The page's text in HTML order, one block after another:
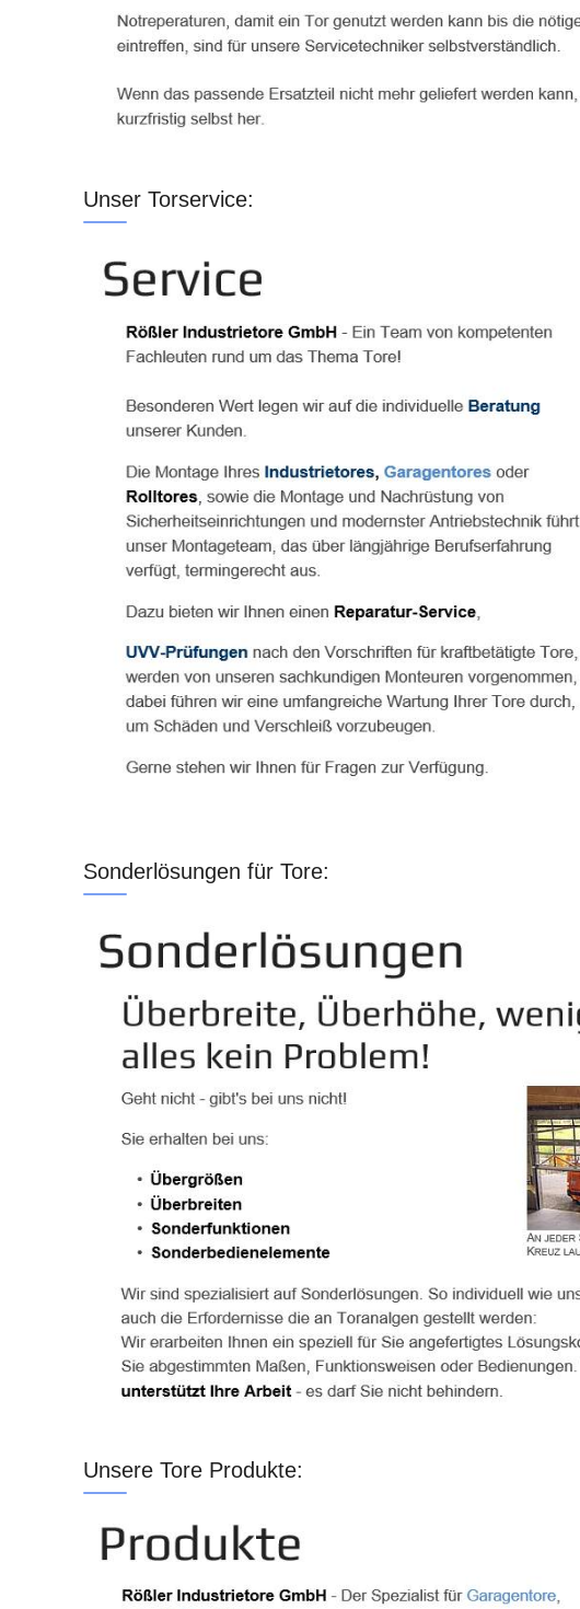
Unser Torservice:
Sonderlösungen für Tore:
Unsere Tore Produkte: